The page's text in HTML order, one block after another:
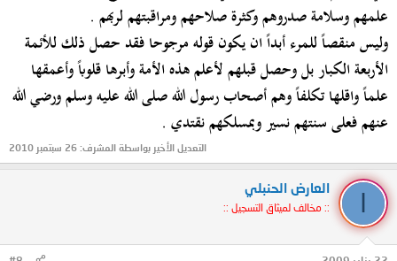
علمهم وسلامة صدروهم وكثرة صلاحهم ومراقبتهم لربهم .
وليس منقصاً للمرء أبداً ان يكون قوله مرجوحا فقد حصل ذلك للأئمة
الأربعة الكبار بل وحصل قبلهم لأعلم هذه الأمة وأبرها قلوباً وأعمقها
علماً واقلها تكلفاً وهم أصحاب رسول الله صلى الله عليه وسلم ورضي الله
عنهم فعلى سنتهم نسير وبمسلكهم نقتدي .
التعديل الأخير بواسطة المشرف: 26 سبتمبر 2010
العارض الحنبلي
:: مخالف لميثاق التسجيل ::